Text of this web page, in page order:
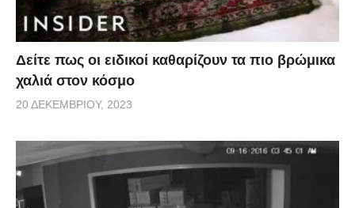
Δείτε πως οι ειδικοί καθαρίζουν τα πιο βρώμικα
χαλιά στον κόσμο
20 ΔΕΚΕΜΒΡΊΟΥ, 2023